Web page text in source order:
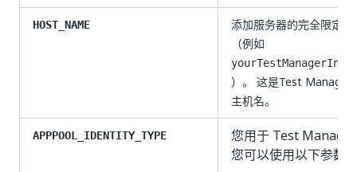
HOST_NAME
添加服务器的完全限定
（例如
）。 这是Test Manager
主机名。
APPPOOL_IDENTITY_TYPE
您用于 Test
您可以使用以下参数